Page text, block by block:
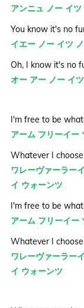
アンニュ ノー イ
You know it's no
イエー ノー イツ
Oh, I know it's no
オー アー ノー イ
I'm free to be
アーム フリーイー
Whatever I
ワレーヴァーラー
イ ウォーンツ
I'm free to be
アーム フリーイー
Whatever I
ワレーヴァーラー
イ ウォーンツ